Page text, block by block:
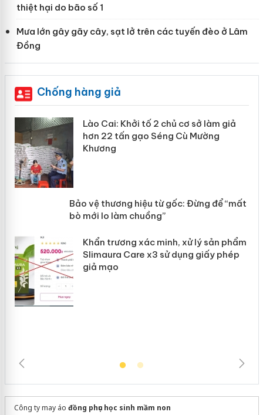
thiệt hại do bão số 1
Mưa lớn gây gãy cây, sạt lở trên các tuyến đèo ở Lâm
Đồng
Chống hàng giả
Lào Cai: Khởi tố 2 chủ cơ sở làm giả
hơn 22 tấn gạo Séng Cù Mường
Khương
Bảo vệ thương hiệu từ gốc: Đừng để
“mất bò mới lo làm chuồng”
Công ty may áo đồng phục học sinh mầm non